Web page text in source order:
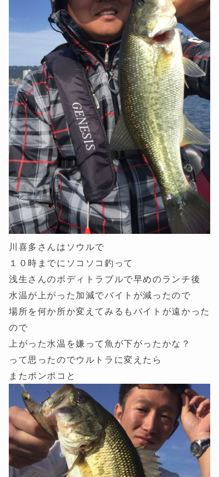
川喜多さんはソウルで
１０時までにソコソコ釣って
浅生さんのボディトラブルで早めのランチ後
水温が上がった加減でバイトが減ったので
場所を何か所か変えてみるもバイトが遠かった
ので
上がった水温を嫌って魚が下がったかな？
って思ったのでウルトラに変えたら
またポンポコと